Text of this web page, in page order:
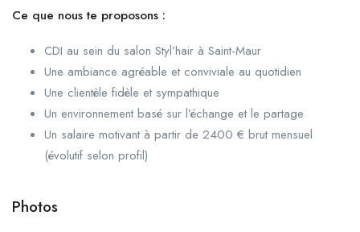
Ce que nous te proposons :
CDI au sein du salon Styl’hair à Saint-Maur
Une ambiance agréable et conviviale au quotidien
Une clientèle fidèle et sympathique
Un environnement basé sur l’échange et le partage
Un salaire motivant à partir de 2400 € brut mensuel
(évolutif selon profil)
Photos